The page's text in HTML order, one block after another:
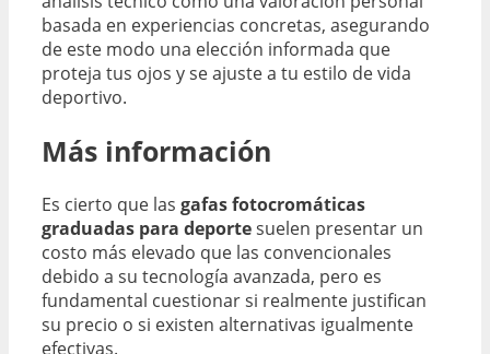
basada en experiencias concretas, asegurando
de este modo una elección informada que
proteja tus ojos y se ajuste a tu estilo de vida
deportivo.
Más información
Es cierto que las gafas fotocromáticas
graduadas para deportesuelen presentar un
costo más elevado que las convencionales
debido a su tecnología avanzada, pero es
fundamental cuestionar si realmente justifican
su precio o si existen alternativas igualmente
efectivas.